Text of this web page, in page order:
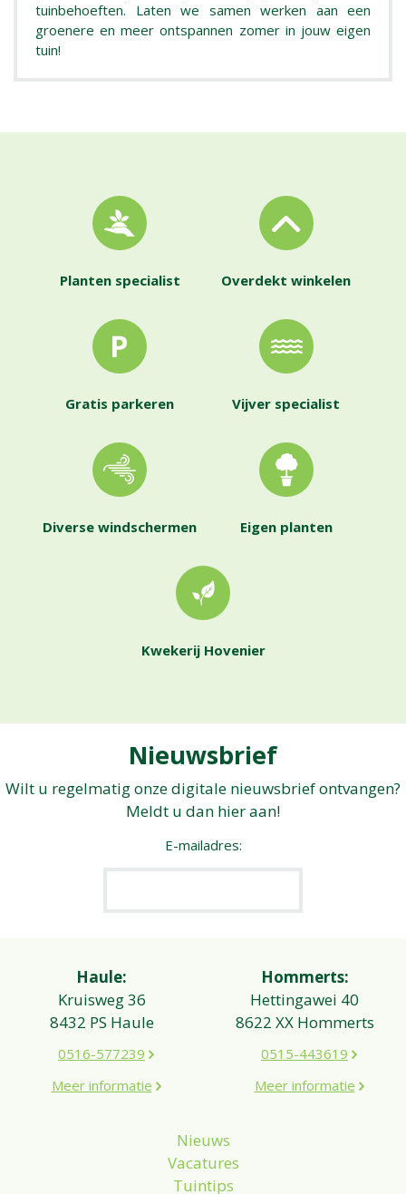
tuinbehoeften. Laten we samen werken aan een
groenere en meer ontspannen zomer in jouw eigen
tuin!
Planten specialist Overdekt winkelen
Gratis parkeren Vijver specialist
Diverse windschermen Eigen planten
Kwekerij Hovenier
Nieuwsbrief
Wilt u regelmatig onze digitale nieuwsbrief ontvangen?
Meldt u dan hier aan!
E-mailadres:
Haule:
Kruisweg 36
8432 PS Haule
0516-577239
Meer informatie
Hommerts:
Hettingawei 40
8622 XX Hommerts
0515-443619
Meer informatie
Nieuws
Vacatures
Tuintips